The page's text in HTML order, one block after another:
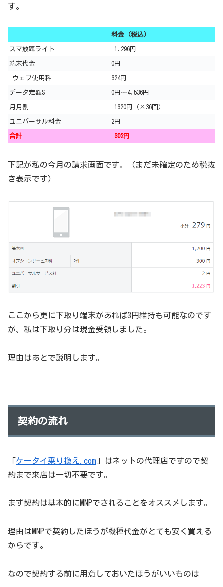
す。
料金（税込）
スマ放題ライト 1,296円
端末代金 0円
ウェブ使用料 324円
データ定額S 0円～4,536円
月月割 -1320円（×36回）
ユニバーサル料金 2円
合計 302円
下記が私の今月の請求画面です。（まだ未確定のため税抜
き表示です）
ここから更に下取り端末があれば3円維持も可能なのです
が、私は下取り分は現金受領しました。
理由はあとで説明します。
契約の流れ
「ケータイ乗り換え.com 」はネットの代理店ですので契
約まで来店は一切不要です。
まず契約は基本的にMNPでされることをオススメします。
理由はMNPで契約したほうが機種代金がとても安く買える
からです。
なので契約する前に用意しておいたほうがいいものは